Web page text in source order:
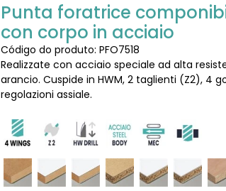
Punta foratrice
con corpo in acciaio
Código do produto: PFO7518
Realizzate con acciaio speciale ad alta
arancio. Cuspide in HWM, 2 taglienti (Z2), 4
regolazioni assiale.